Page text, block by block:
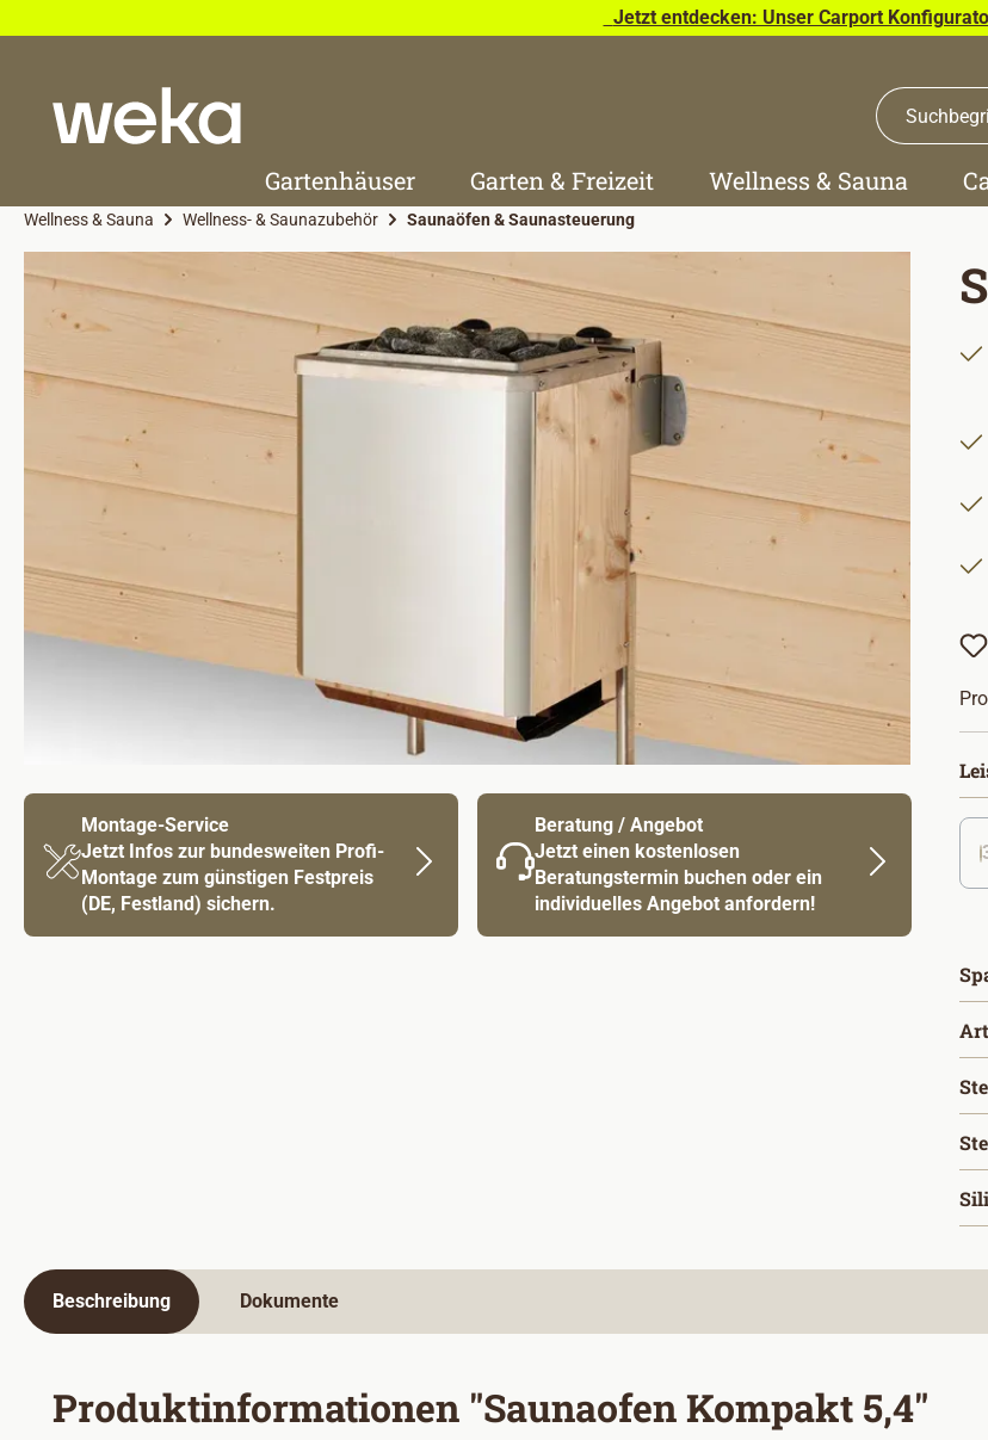
Jetzt entdecken: Unser Carport
Gartenhäuser Garten & Freizeit Wellness & Sauna
Wellness & Sauna Wellness- & Saunazubehör Saunaöfen & Saunasteuerung
Montage-Service
Jetzt Infos zur bundesweiten Profi-
Montage zum günstigen Festpreis
(DE, Festland) sichern.
Beratung / Angebot
Jetzt einen kostenlosen
Beratungstermin buchen oder ein
individuelles Angebot anfordern!
Beschreibung Dokumente
Produktinformationen "Saunaofen Kompakt 5,4"